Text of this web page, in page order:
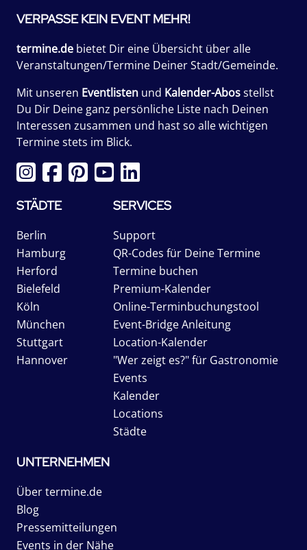
VERPASSE KEIN EVENT MEHR!
termine.de bietet Dir eine Übersicht über alle
Veranstaltungen/Termine Deiner Stadt/Gemeinde.
Mit unseren Eventlisten und Kalender-Abosstellst
Du Dir Deine ganz persönliche Liste nach Deinen
Interessen zusammen und hast so alle wichtigen
Termine stets im Blick.
STÄDTE
Berlin
Hamburg
Herford
Bielefeld
Köln
München
Stuttgart
Hannover
SERVICES
Support
QR-Codes für Deine Termine
Termine buchen
Premium-Kalender
Online-Terminbuchungstool
Event-Bridge Anleitung
Location-Kalender
"Wer zeigt es?" für Gastronomie
Events
Kalender
Locations
Städte
UNTERNEHMEN
Über termine.de
Blog
Pressemitteilungen
Events in der Nähe